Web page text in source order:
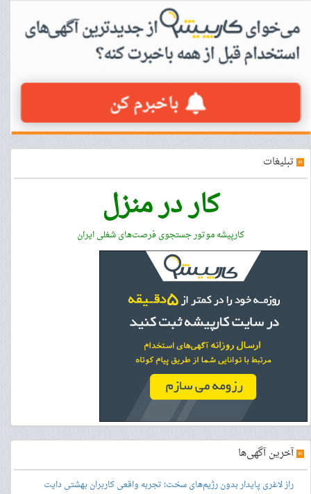
» تبلیغات
کار در منزل
کارپیشه موتور جستجوی فرصت‌های شغلی ایران
»آخرین آگهی‌ها
راز لاغری پایدار بدون رژیم‌های سخت؛ تجربه واقعی کاربران بهشتی دایت